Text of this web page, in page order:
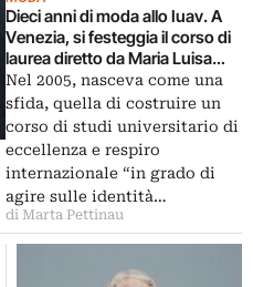
Dieci anni di moda allo Iuav. A
Venezia, si festeggia il corso di
laurea diretto da Maria Luisa
Frisa con una due giorni di
eventi dedicati al fashion design
italiano
Nel 2005, nasceva come una
sfida, quella di costruire un
corso di studi universitario di
eccellenza e respiro
internazionale “in grado di
agire sulle identità…
di Marta Pettinau